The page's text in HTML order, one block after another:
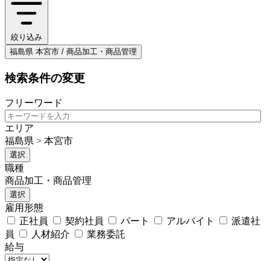
絞り込み
福島県 本宮市 / 商品加工・商品管理
検索条件の変更
フリーワード
エリア
福島県 > 本宮市
選択
職種
商品加工・商品管理
選択
雇用形態
正社員
契約社員 パート アルバイト
派遣社
員
人材紹介
業務委託
給与